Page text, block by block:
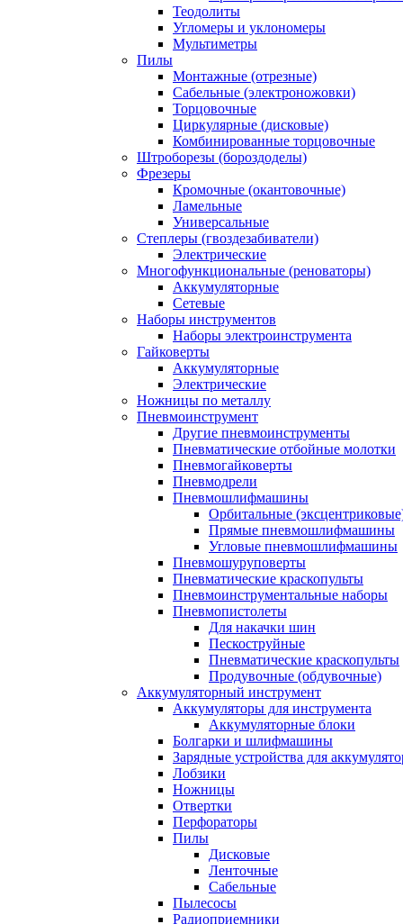
Теодолиты
Угломеры и уклономеры
Мультиметры
Пилы
Монтажные (отрезные)
Сабельные (электроножовки)
Торцовочные
Циркулярные (дисковые)
Комбинированные торцовочные
Штроборезы (бороздоделы)
Фрезеры
Кромочные (окантовочные)
Ламельные
Универсальные
Степлеры (гвоздезабиватели)
Электрические
Многофункциональные (реноваторы)
Аккумуляторные
Сетевые
Наборы инструментов
Наборы электроинструмента
Гайковерты
Аккумуляторные
Электрические
Ножницы по металлу
Пневмоинструмент
Другие пневмоинструменты
Пневматические отбойные молотки
Пневмогайковерты
Пневмодрели
Пневмошлифмашины
Орбитальные
Прямые пневмошлифмашины
Угловые пневмошлифмашины
Пневмошуруповерты
Пневматические краскопульты
Пневмоинструментальные наборы
Пневмопистолеты
Для накачки шин
Пескоструйные
Пневматические краскопульты
Продувочные (обдувочные)
Аккумуляторный инструмент
Аккумуляторы для инструмента
Аккумуляторные блоки
Болгарки и шлифмашины
Зарядные устройства для
Лобзики
Ножницы
Отвертки
Перфораторы
Пилы
Дисковые
Ленточные
Сабельные
Пылесосы
Радиоприемники